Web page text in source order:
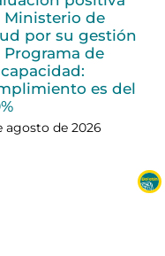
Ministerio de
por su gestión
Programa de
es del
agosto de 2026